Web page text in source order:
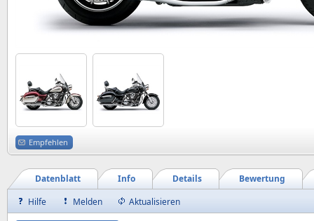
Empfehlen
Bewertung
Details
Info
Datenblatt
Hilfe
Melden Aktualisieren